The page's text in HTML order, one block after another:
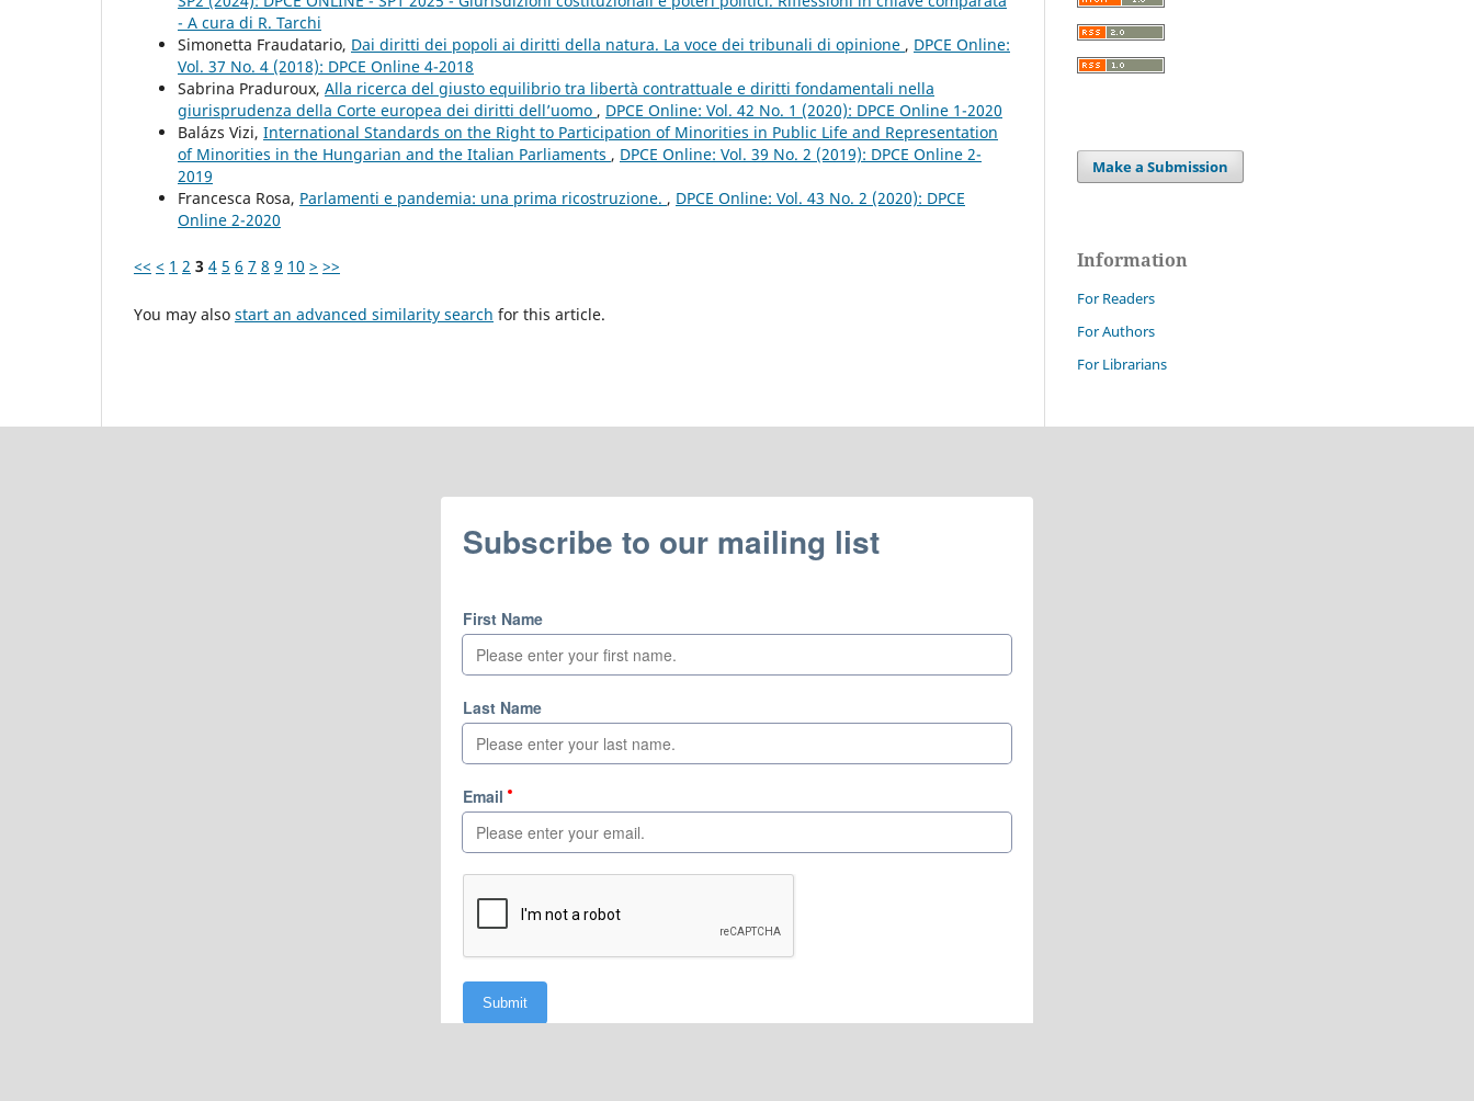
- A cura di R. Tarchi
Simonetta Fraudatario, Dai diritti dei popoli ai diritti della natura. La voce dei tribunali di opinione , DPCE Online:
Vol. 37 No. 4 (2018): DPCE Online 4-2018
Sabrina Praduroux, Alla ricerca del giusto equilibrio tra libertà contrattuale e diritti fondamentali nella
giurisprudenza della Corte europea dei diritti dell’uomo , DPCE Online: Vol. 42 No. 1 (2020): DPCE Online 1-2020
Balázs Vizi, International Standards on the Right to Participation of Minorities in Public Life and Representation
of Minorities in the Hungarian and the Italian Parliaments , DPCE Online: Vol. 39 No. 2 (2019): DPCE Online 2-
2019
Francesca Rosa, Parlamenti e pandemia: una prima ricostruzione. , DPCE Online: Vol. 43 No. 2 (2020): DPCE
Online 2-2020
<< < 1 2 3 4 5 6 7 8 9 10 > >>
You may also start an advanced similarity search for this article.
Make a Submission
Information
For Readers
For Authors
For Librarians